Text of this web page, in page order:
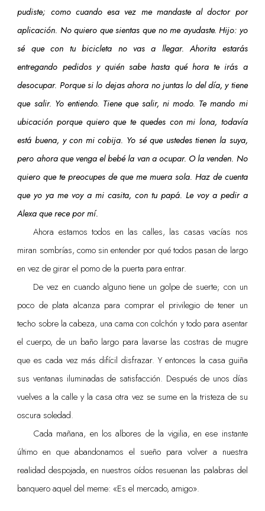
pudiste; como cuando esa vez me mandaste al doctor por
aplicación. No quiero que sientas que no me ayudaste. Hijo: yo
sé que con tu bicicleta no vas a llegar. Ahorita estarás
entregando pedidos y quién sabe hasta qué hora te irás a
desocupar. Porque si lo dejas ahora no juntas lo del día, y tiene
que salir. Yo entiendo. Tiene que salir, ni modo. Te mando mi
ubicación porque quiero que te quedes con mi lona, todavía
está buena, y con mi cobija. Yo sé que ustedes tienen la suya,
pero ahora que venga el bebé la van a ocupar. O la venden. No
quiero que te preocupes de que me muera sola. Haz de cuenta
que yo ya me voy a mi casita, con tu papá. Le voy a pedir a
Alexa que rece por mí.
Ahora estamos todos en las calles, las casas vacías nos
miran sombrías, como sin entender por qué todos pasan de largo
en vez de girar el pomo de la puerta para entrar.
De vez en cuando alguno tiene un golpe de suerte; con un
poco de plata alcanza para comprar el privilegio de tener un
techo sobre la cabeza, una cama con colchón y todo para asentar
el cuerpo, de un baño largo para lavarse las costras de mugre
que es cada vez más difícil disfrazar. Y entonces la casa guiña
sus ventanas iluminadas de satisfacción. Después de unos días
vuelves a la calle y la casa otra vez se sume en la tristeza de su
oscura soledad.
Cada mañana, en los albores de la vigilia, en ese instante
último en que abandonamos el sueño para volver a nuestra
realidad despojada, en nuestros oídos resuenan las palabras del
banquero aquel del meme: «Es el mercado, amigo».